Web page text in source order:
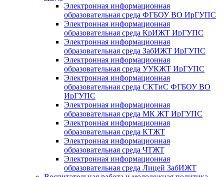
Электронная информационная
образовательная среда ФГБОУ ВО ИрГУПС
Электронная информационная
образовательная среда КрИЖТ ИрГУПС
Электронная информационная
образовательная среда ЗабИЖТ ИрГУПС
Электронная информационная
образовательная среда УУКЖТ ИрГУПС
Электронная информационная
образовательная среда СКТиС ФГБОУ ВО
ИрГУПС
Электронная информационная
образовательная среда МК ЖТ ИрГУПС
Электронная информационная
образовательная среда КТЖТ
Электронная информационная
образовательная среда ЧТЖТ
Электронная информационная
образовательная среда Лицей ЗабИЖТ